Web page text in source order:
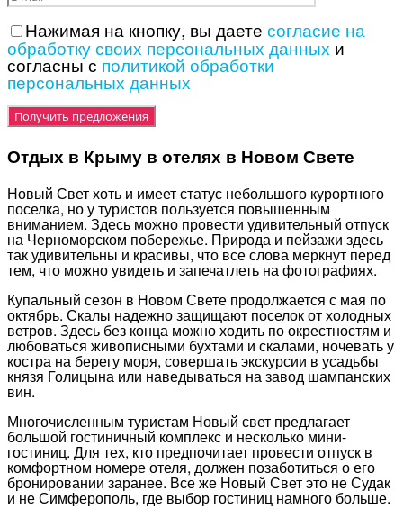
Нажимая на кнопку, вы даете согласие на
обработку своих персональных данных и
согласны с политикой обработки
персональных данных
Отдых в Крыму в отелях в Новом Свете
Новый Свет хоть и имеет статус небольшого курортного
поселка, но у туристов пользуется повышенным
вниманием. Здесь можно провести удивительный отпуск
на Черноморском побережье. Природа и пейзажи здесь
так удивительны и красивы, что все слова меркнут перед
тем, что можно увидеть и запечатлеть на фотографиях.
Купальный сезон в Новом Свете продолжается с мая по
октябрь. Скалы надежно защищают поселок от холодных
ветров. Здесь без конца можно ходить по окрестностям и
любоваться живописными бухтами и скалами, ночевать у
костра на берегу моря, совершать экскурсии в усадьбы
князя Голицына или наведываться на завод шампанских
вин.
Многочисленным туристам Новый свет предлагает
большой гостиничный комплекс и несколько мини-
гостиниц. Для тех, кто предпочитает провести отпуск в
комфортном номере отеля, должен позаботиться о его
бронировании заранее. Все же Новый Свет это не Судак
и не Симферополь, где выбор гостиниц намного больше.